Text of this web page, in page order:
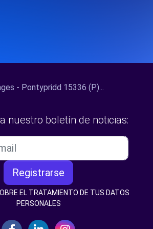
- Pontypridd 15336 (P)...
nuestro boletín de noticias:
Registrarse
EL TRATAMIENTO DE TUS DATOS
PERSONALES